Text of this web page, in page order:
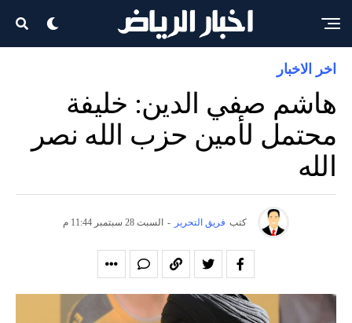
اخر الاخبار
هاشم صفي الدين: خليفة
محتمل لأمين حزب الله نصر
الله
كتب فريق التحرير - السبت 28 سبتمبر 11:44 م